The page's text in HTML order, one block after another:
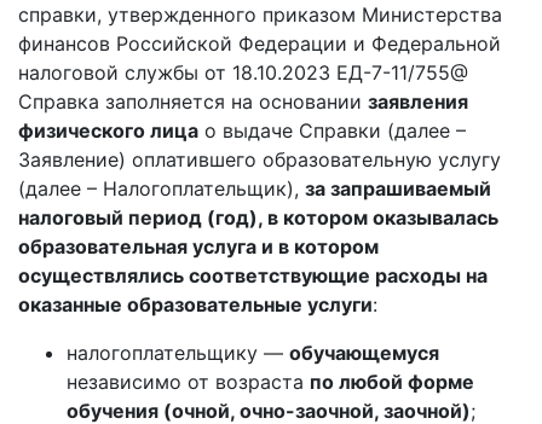
справки, утвержденного приказом Министерства
финансов Российской Федерации и Федеральной
налоговой службы от 18.10.2023 ЕД-7-11/755@
Справка заполняется на основании заявления
физического лица о выдаче Справки (далее –
Заявление) оплатившего образовательную услугу
(далее – Налогоплательщик), за запрашиваемый
налоговый период (год), в котором оказывалась
образовательная услуга и в котором
осуществлялись соответствующие расходы на
оказанные образовательные услуги:
налогоплательщику — обучающемуся
независимо от возраста по любой форме
обучения (очной, очно-заочной, заочной);